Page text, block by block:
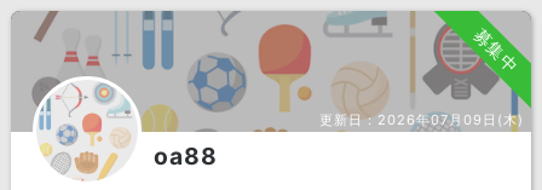
募集中
更新日：2026年07月09日(木)
oa88